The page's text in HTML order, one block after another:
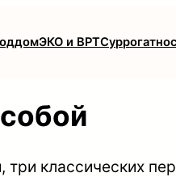
ЭКО и ВРТ
классических